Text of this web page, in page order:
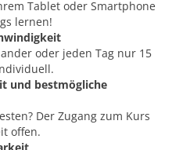
Tablet oder Smartphone
lernen!
oder jeden Tag nur 15
und bestmögliche
Der Zugang zum Kurs
offen.